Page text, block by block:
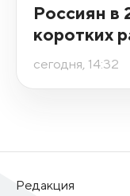
Россиян в
коротких
сегодня, 14:32
Редакция